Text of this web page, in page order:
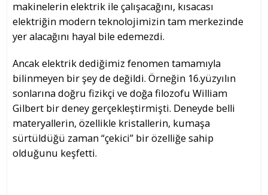
makinelerin elektrik ile çalışacağını, kısacası
elektriğin modern teknolojimizin tam merkezinde
yer alacağını hayal bile edemezdi.
Ancak elektrik dediğimiz fenomen tamamıyla
bilinmeyen bir şey de değildi. Örneğin 16.yüzyılın
sonlarına doğru fizikçi ve doğa filozofu William
Gilbert bir deney gerçekleştirmişti. Deneyde belli
materyallerin, özellikle kristallerin, kumaşa
sürtüldüğü zaman “çekici” bir özelliğe sahip
olduğunu keşfetti.